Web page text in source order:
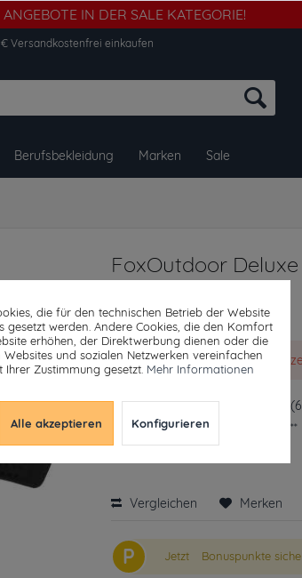
IN DER SALE KATEGORIE!
Versandkostenfrei einkaufen
Berufsbekleidung Marken Sale
FoxOutdoor
Dieser Artikel steht
9,99 € *
inkl. MwSt.ab 49€ versandkostenfrei**
Derzeit leider nicht lieferbar
Vergleichen Merken
P Jetzt Bonuspunkte
die für den technischen Betrieb der Website
gesetzt werden. Andere Cookies, die den Komfort
erhöhen, der Direktwerbung dienen oder die
und sozialen Netzwerken vereinfachen
Zustimmung gesetzt. Mehr Informationen
Alle akzeptieren Konfigurieren